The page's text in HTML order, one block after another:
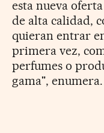
esta nueva
de alta calidad,
quieran entrar
primera vez,
perfumes o
gama", enumera.